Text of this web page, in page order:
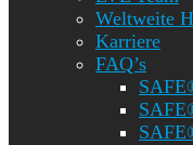
Weltweite
Karriere
FAQ’s